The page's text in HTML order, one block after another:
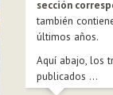
sección
también
últimos años.
Aquí abajo, los
publicados ...